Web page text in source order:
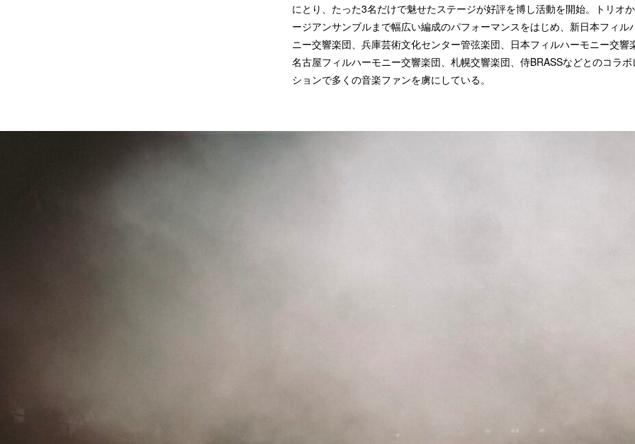
にとり、たった3名だけで魅せたステージが好評を博し活動を開始。トリオ
ージアンサンブルまで幅広い編成のパフォーマンスをはじめ、新日本フィル
ニー交響楽団、兵庫芸術文化センター管弦楽団、日本フィルハーモニー交響
名古屋フィルハーモニー交響楽団、札幌交響楽団、侍BRASSなどとのコラボ
ションで多くの音楽ファンを虜にしている。